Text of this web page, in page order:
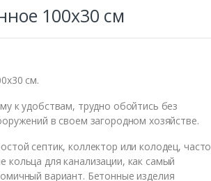
100х30 см
см.
к удобствам, трудно обойтись без
в своем загородном хозяйстве.
септик, коллектор или колодец, часто
кольца для канализации, как самый
вариант. Бетонные изделия